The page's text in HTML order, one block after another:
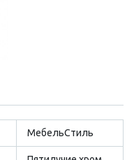
МебельСтиль